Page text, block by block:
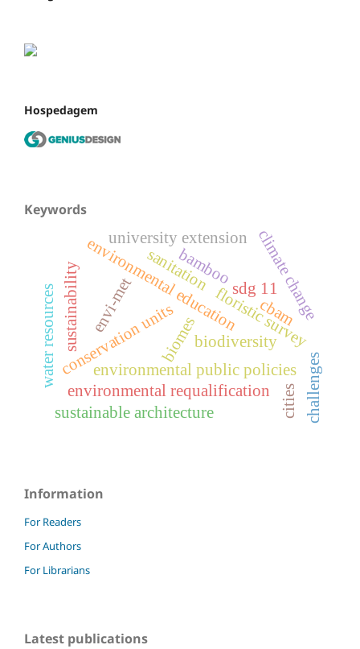
Hospedagem
Keywords
environmental public policies
biodiversity
biomes floristic survey
conservation units
environmental education
sustainability
challenges
environmental requalification
sdg 11
envi-met climate change
water resources
cities
cbam
sustainable architecture
sanitation
university extension
bamboo
Information
For Readers
For Authors
For Librarians
Latest publications